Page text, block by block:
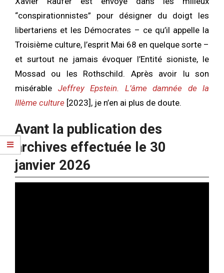
“conspirationnistes” pour désigner du doigt les
libertariens et les Démocrates – ce qu’il appelle la
Troisième culture, l’esprit Mai 68 en quelque sorte –
et surtout ne jamais évoquer l’Entité sioniste, le
Mossad ou les Rothschild. Après avoir lu son
misérable Jeffrey Epstein. L’âme damnée de la
IIIème culture [2023], je n’en ai plus de doute.
Avant la publication des
archives effectuée le 30
janvier 2026